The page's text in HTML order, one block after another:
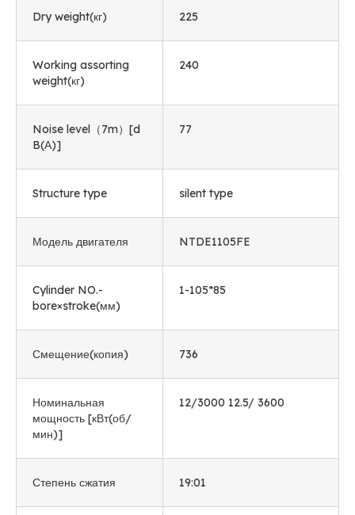
Dry weight(кг) 225
Working assorting
weight(кг)
240
Noise level（7m） [d
B(А)]
77
Structure type silent type
Модель двигателя NTDE1105FE
Cylinder NO.-
bore×stroke(мм)
1-105*85
Смещение(копия) 736
Номинальная
мощность [кВт(об/
мин)]
12/3000 12.5/ 3600
Степень сжатия 19:01